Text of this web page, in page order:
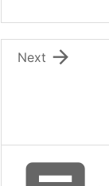

Next